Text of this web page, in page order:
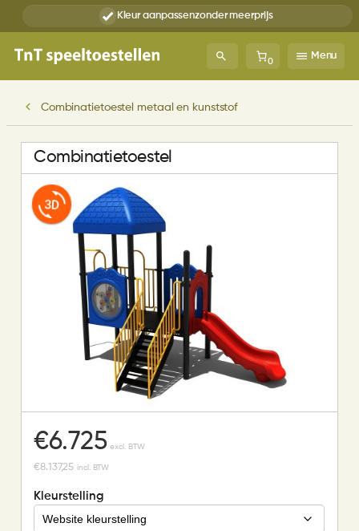
Kleur aanpassenzonder meerprijs
0
Menu
Combinatietoestel metaal en kunststof
Combinatietoestel
€6.725 excl. BTW
€8.137,25 incl. BTW
Kleurstelling